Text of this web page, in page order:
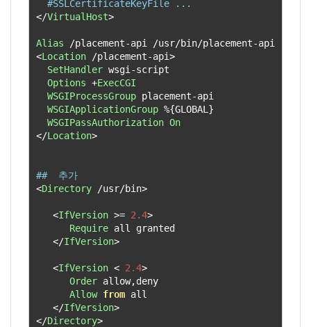
#SSLCertificateKeyFile ...
</VirtualHost>
Alias /placement-api /usr/bin/placement-
<Location /placement-api>
SetHandler wsgi -script
Options +ExecCGI
WSGIProcessGroup placement-api
WSGIApplicationGroup %{GLOBAL }
WSGIPassAuthorization On
</Location>
##  추가
<Directory /usr/bin>
<IfVersion >= 2.4>
Require all granted
</IfVersion>
<IfVersion < 2.4>
Order allow,deny
Allow from all
</IfVersion>
</Directory>